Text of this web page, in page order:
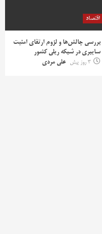
اقتصاد
بررسی چالش‌ها و لزوم ارتقای امنیت
سایبری در شبکه ریلی کشور
3 روز پیش
علی مردی